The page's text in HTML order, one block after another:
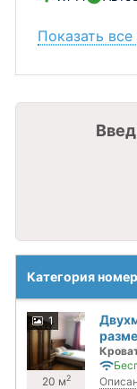
Показать все
Категория
1
20 м2